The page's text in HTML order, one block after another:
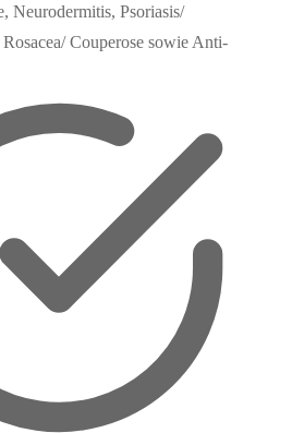
Neurodermitis, Psoriasis/
Couperose sowie Anti-